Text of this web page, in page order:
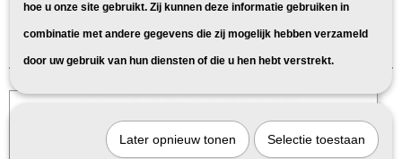
hoe u onze site gebruikt. Zij kunnen deze informatie gebruiken in
combinatie met andere gegevens die zij mogelijk hebben verzameld
door uw gebruik van hun diensten of die u hen hebt verstrekt.
Later opnieuw tonen Selectie toestaan